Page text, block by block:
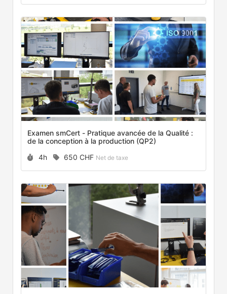
Examen smCert - Pratique avancée de la Qualité :
de la conception à la production (QP2)
Durée :
4h Prix :
650 CHF Net de taxe